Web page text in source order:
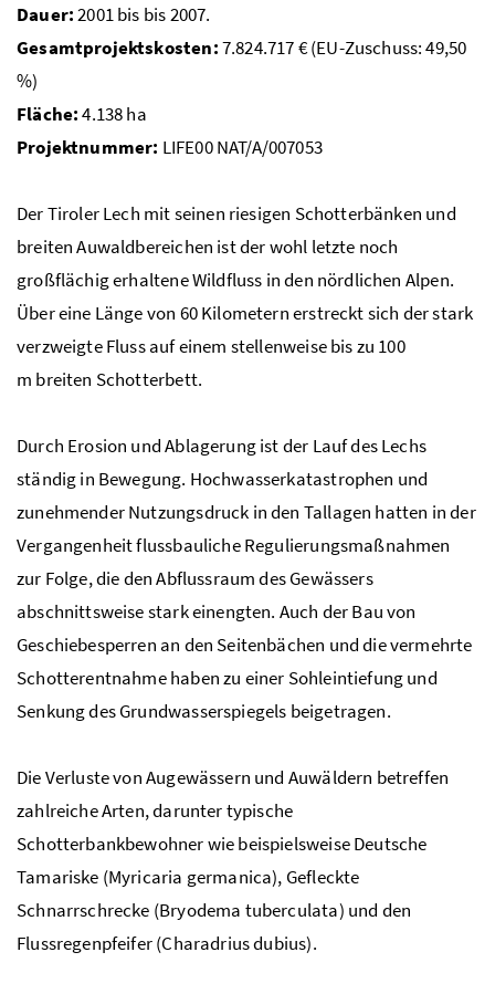
Dauer:2001 bis bis 2007.
Gesamtprojektskosten:7.824.717€(EU-Zuschuss: 49,50
%)
Fläche:4.138ha
Projektnummer: LIFE00 NAT/A/007053
Der Tiroler Lech mit seinen riesigen Schotterbänken und
breiten Auwaldbereichen ist der wohl letzte noch
großflächig erhaltene Wildfluss in den nördlichen Alpen.
Über eine Länge von 60 Kilometern erstreckt sich der stark
verzweigte Fluss auf einem stellenweise bis zu 100
m breiten Schotterbett.
Durch Erosion und Ablagerung ist der Lauf des Lechs
ständig in Bewegung. Hochwasserkatastrophen und
zunehmender Nutzungsdruck in den Tallagen hatten in der
Vergangenheit flussbauliche Regulierungsmaßnahmen
zur Folge, die den Abflussraum des Gewässers
abschnittsweise stark einengten. Auch der Bau von
Geschiebesperren an den Seitenbächen und die vermehrte
Schotterentnahme haben zu einer Sohleintiefung und
Senkung des Grundwasserspiegels beigetragen.
Die Verluste von Augewässern und Auwäldern betreffen
zahlreiche Arten, darunter typische
Schotterbankbewohner wie beispielsweise Deutsche
Tamariske (Myricaria germanica), Gefleckte
Schnarrschrecke (Bryodema tuberculata) und den
Flussregenpfeifer (Charadrius dubius).